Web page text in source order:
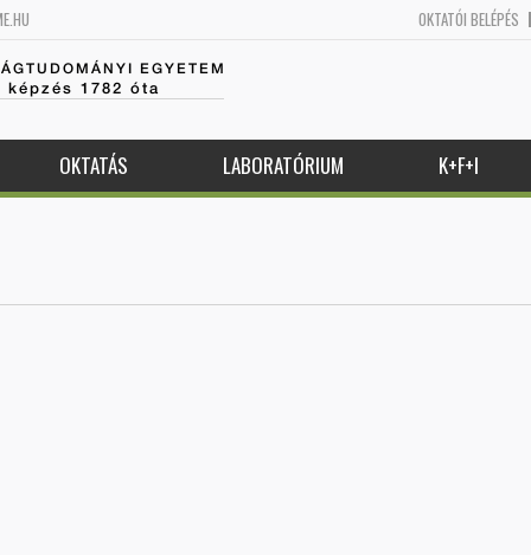
OKTATÓI BELÉPÉS
EGYETEM
1782 óta
OKTATÁS LABORATÓRIUM K+F+I